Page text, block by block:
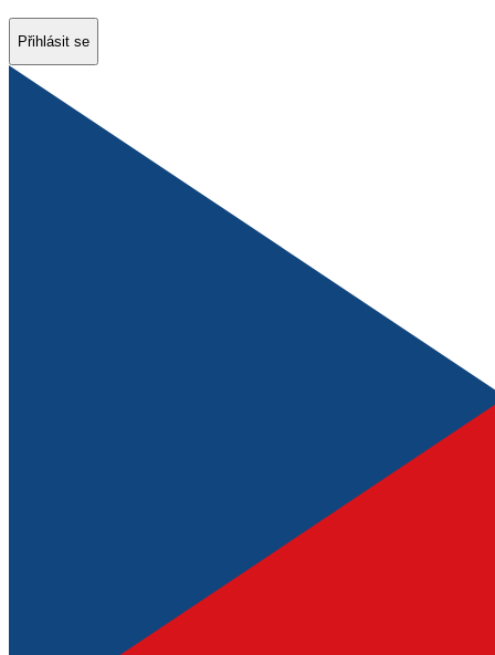
Přihlásit se